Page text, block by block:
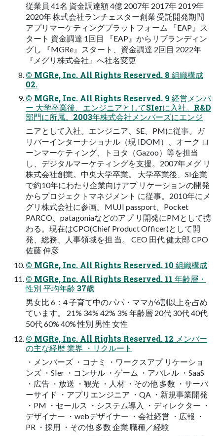
従業員 41名 資⾦調達額 4億 2007年 2017年 2019年
2020年 株式会社ランチェスター創業 受託開発期間
アプリマーケティングプラットフォーム 『EAP』ス
タート 資⾦調達 1回⽬ 『EAP』からリブランディン
グし 『MGRe』スタート、資⾦調達 2回⽬ 2022年
『メグリ株式会社』へ社名変更
© MGRe, Inc. All Rights Reserved. 8 組織構成
02.
© MGRe, Inc. All Rights Reserved. 9 経営メンバ
ー ⼤学卒業後、エンジニアとしてSIerに⼊社。R&D
部⾨に所属。2003年株式会社メンバーズにエンジ
ニアとして⼊社。エンジニア、SE、PMに従事。ガ
リバーインターナショナル（現 IDOM）、オーク ロ
ーンマーケティング、トヨタ（Gazoo）等を担当
し、デジタルマーケティングを⽀援。2007年メグ リ
株式会社創業。中央⼤学卒業。 ⼤学卒業後、SI企業
で約10年にわたり企業向けアプ リケーションの開発
からプロジェクトマネジメント に従事。2010年にメ
グリ株式会社に参画。MUJI passport、Pocket
PARCO、patagoniaなどのアプ リ開発にPMとして携
わる。現在はCPO(Chief Product Officer)として開
発、総務、⼈事領域を担 当。 CEO ⽥代 健太郎 CPO
佐藤 伸彦
© MGRe, Inc. All Rights Reserved. 10 組織構成
© MGRe, Inc. All Rights Reserved. 11 年齢層・
性別 平均年齢 37歳
男⼥⽐ 6：4 ⼦育て中のパパ・ママが6割以上を占め
ています。 21% 34% 42% 3% 年齢層 20代 30代 40代
50代 60% 40% 性別 男性 ⼥性
© MGRe, Inc. All Rights Reserved. 12 メンバー
の主な経歴 業界 ・リクルート
・メンバーズ ・コナミ ・ワークスアプ リケーショ
ンズ ・SIer ・コンサル ・ゲーム ・アパレル ・SaaS
・広告 ・放送 ・観光 ・⼈材 ・その他 多数 ・サーバ
ーサイド ・アプリエンジニア ・QA ・新規事業開発
・PM ・セールス ・システム導⼊ ・ディレクター ・
デザイナー ・webデザイナー ・会社経営 ・広報 ・
PR ・採⽤ ・その他 多数 企業 職種／経験